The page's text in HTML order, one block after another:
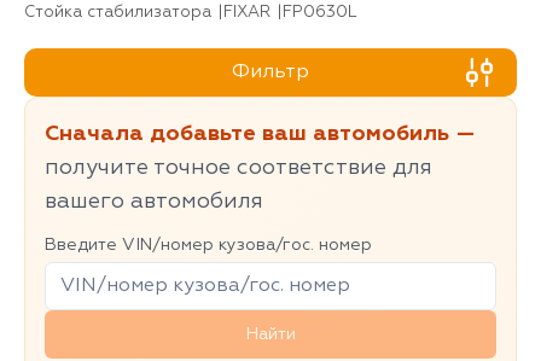
Стойка стабилизатора
FIXAR FP0630L
Фильтр
Сначала добавьте ваш автомобиль —
получите точное соответствие для
вашего автомобиля
Введите VIN/номер кузова/гос. номер
Найти